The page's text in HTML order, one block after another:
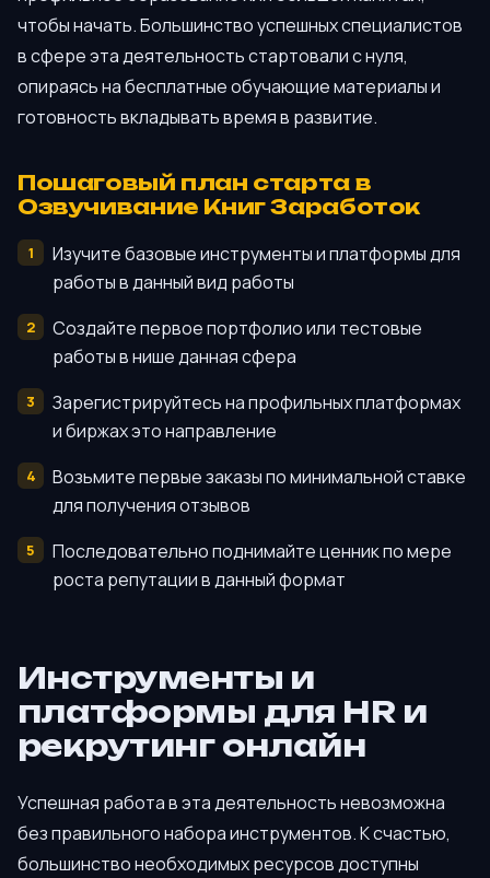
чтобы начать. Большинство успешных специалистов
в сфере эта деятельность стартовали с нуля,
опираясь на бесплатные обучающие материалы и
готовность вкладывать время в развитие.
Пошаговый план старта в
Озвучивание Книг Заработок
Изучите базовые инструменты и платформы для
работы в данный вид работы
Создайте первое портфолио или тестовые
работы в нише данная сфера
Зарегистрируйтесь на профильных платформах
и биржах это направление
Возьмите первые заказы по минимальной ставке
для получения отзывов
Последовательно поднимайте ценник по мере
роста репутации в данный формат
Инструменты и
платформы для HR и
рекрутинг онлайн
Успешная работа в эта деятельность невозможна
без правильного набора инструментов. К счастью,
большинство необходимых ресурсов доступны